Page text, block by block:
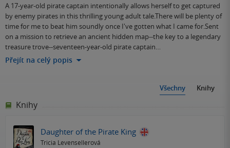
A 17-year-old pirate captain intentionally allows herself to get captured
by enemy pirates in this thrilling young adult tale.There will be plenty of
time for me to beat him soundly once I've gotten what I came for.Sent
on a mission to retrieve an ancient hidden map--the key to a legendary
treasure trove--seventeen-year-old pirate captain…
Přejít na celý popis
Všechny Knihy
Knihy
Daughter of the Pirate King
Tricia Levensellerová